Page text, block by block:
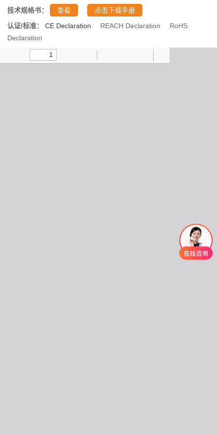
技术规格书： 查看
点击下载手册
认证/标准：
CE Declaration REACH Declaration
RoHS
Declaration